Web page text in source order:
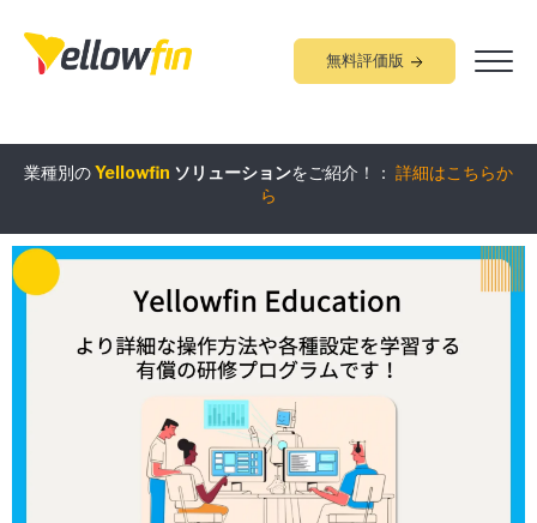
無料評価版
業種別のYellowfin ソリューションをご紹介！： 詳細はこちらか
ら
組み込みアナリティクス 究極ガイド：詳細はこちらから